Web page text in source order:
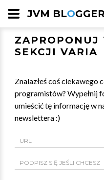
JVM BLO
ZAPROPONUJ
SEKCJI VARIA
Znalazłeś coś ciekawego
programistów? Wypełnij
umieścić tę informację w
newslettera :)